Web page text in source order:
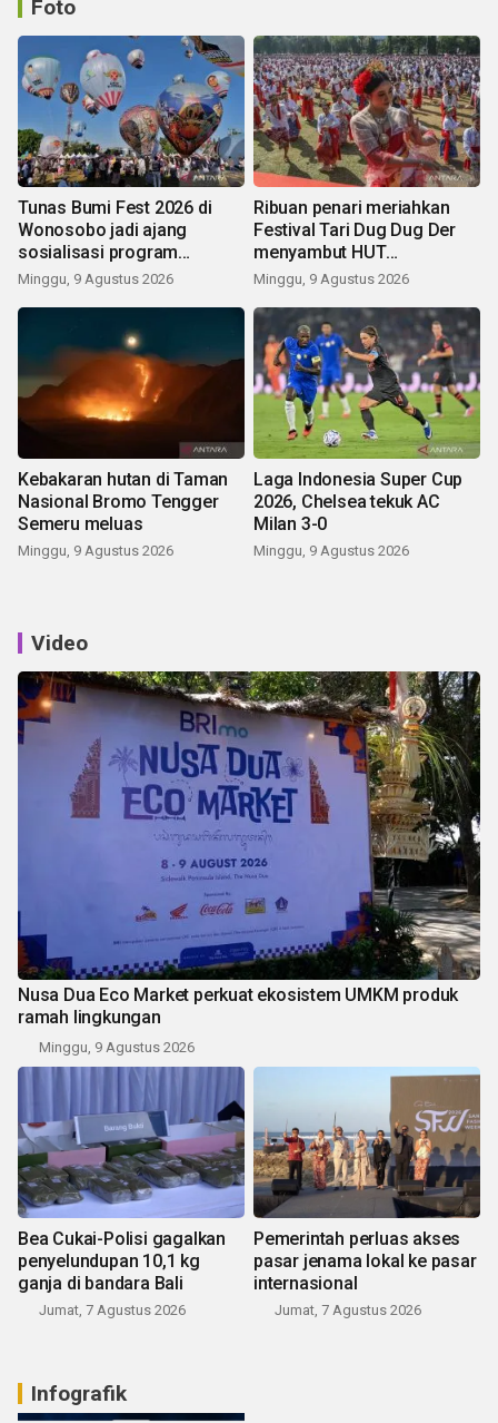
Foto
Tunas Bumi Fest 2026 di
Wonosobo jadi ajang
sosialisasi program
pemerintah lewat balon
Minggu, 9 Agustus 2026
Ribuan penari meriahkan
Festival Tari Dug Dug Der
menyambut HUT
Kemerdekaan
Minggu, 9 Agustus 2026
Kebakaran hutan di Taman
Nasional Bromo Tengger
Semeru meluas
Minggu, 9 Agustus 2026
Laga Indonesia Super Cup
2026, Chelsea tekuk AC
Milan 3-0
Minggu, 9 Agustus 2026
Video
Nusa Dua Eco Market perkuat ekosistem UMKM produk
ramah lingkungan
Minggu, 9 Agustus 2026
Bea Cukai-Polisi gagalkan
penyelundupan 10,1 kg
ganja di bandara Bali
Jumat, 7 Agustus 2026
Pemerintah perluas akses
pasar jenama lokal ke pasar
internasional
Jumat, 7 Agustus 2026
Infografik